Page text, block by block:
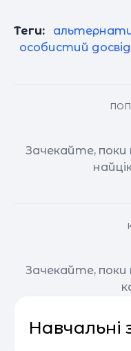
Теги:
особистий досвід
Зачекайте,
Зачекайте,
Навчальні